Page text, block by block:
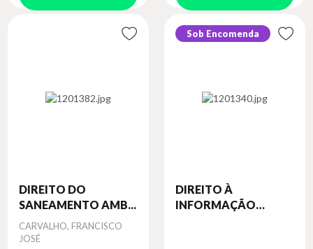
DIREITO DO
SANEAMENTO AMB...
Autor
CARVALHO, FRANCISCO
JOSÉ
Sob Encomenda
DIREITO À
INFORMAÇÃO